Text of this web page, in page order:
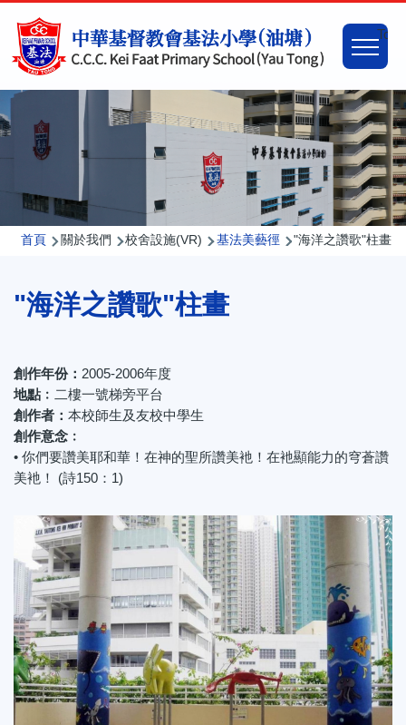
Main
導
連
首頁 關於我們 校舍設施(VR) 基法美藝徑 "海洋之讚歌"柱畫
"海洋之讚歌"柱畫
創作年份： 2005-2006年度
地點﹕ 二樓一號梯旁平台
創作者： 本校師生及友校中學生
創作意念﹕
• 你們要讚美耶和華！在神的聖所讚美衪！在衪顯能力的穹蒼讚
美衪！ (詩150：1)